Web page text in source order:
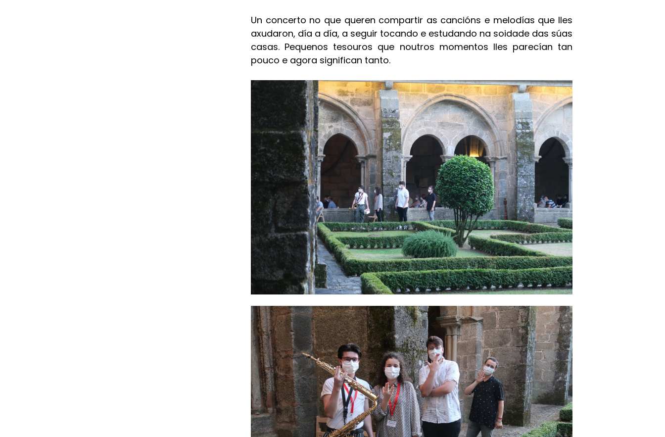
Un concerto no que queren compartir as cancións e melodías que lles
axudaron, día a día, a seguir tocando e estudando na soidade das súas
casas. Pequenos tesouros que noutros momentos lles parecían tan
pouco e agora significan tanto.